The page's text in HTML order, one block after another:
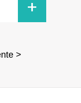
+
>